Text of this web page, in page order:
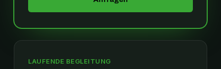
LAUFENDE BEGLEITUNG